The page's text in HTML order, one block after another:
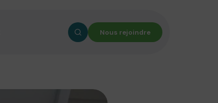
Nous rejoindre